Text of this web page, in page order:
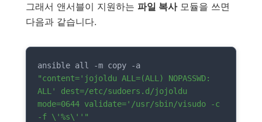
그래서 앤서블이 지원하는 파일 복사모듈을 쓰면
다음과 같습니다.
"content='jojoldu ALL=(ALL) NOPASSWD:
ALL' dest=/etc/sudoers.d/jojoldu
mode=0644 validate='/usr/sbin/visudo -c
-f \'%s\''"